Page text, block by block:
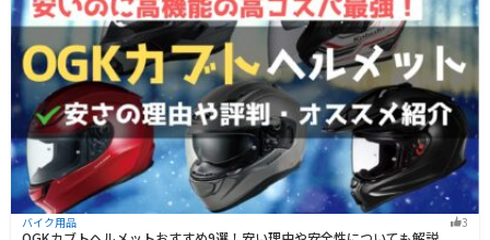
バイク用品 3